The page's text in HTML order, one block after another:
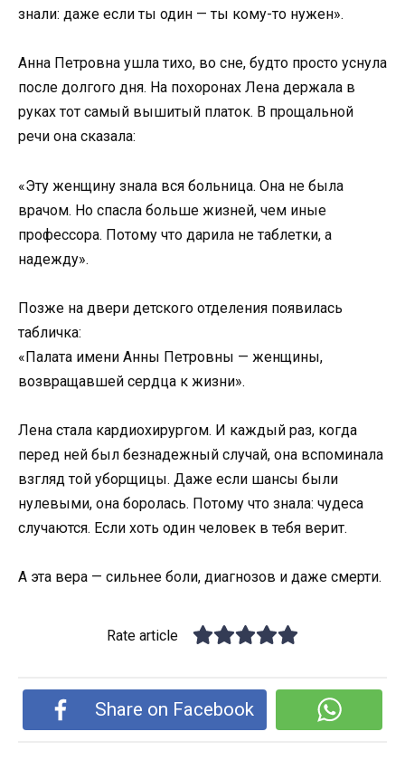
знали: даже если ты один — ты кому-то нужен».
Анна Петровна ушла тихо, во сне, будто просто уснула
после долгого дня. На похоронах Лена держала в
руках тот самый вышитый платок. В прощальной
речи она сказала:
«Эту женщину знала вся больница. Она не была
врачом. Но спасла больше жизней, чем иные
профессора. Потому что дарила не таблетки, а
надежду».
Позже на двери детского отделения появилась
табличка:
«Палата имени Анны Петровны — женщины,
возвращавшей сердца к жизни».
Лена стала кардиохирургом. И каждый раз, когда
перед ней был безнадежный случай, она вспоминала
взгляд той уборщицы. Даже если шансы были
нулевыми, она боролась. Потому что знала: чудеса
случаются. Если хоть один человек в тебя верит.
А эта вера — сильнее боли, диагнозов и даже смерти.
Rate article
Share on Facebook